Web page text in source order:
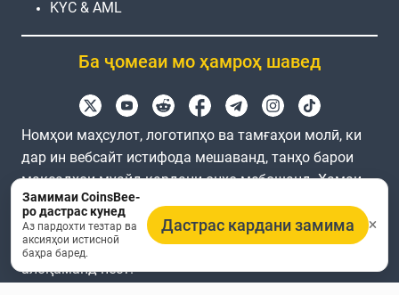
KYC & AML
Ба ҷомеаи мо ҳамроҳ шавед
Номҳои маҳсулот, логотипҳо ва тамғаҳои молӣ, ки
дар ин вебсайт истифода мешаванд, танҳо барои
мақсадҳои муайд кардани онҳо мебошанд. Ҳамаи
тамғаҳои молӣ ва тамғаҳои молӣ ба қайд
гирифташуда моликияти соҳибони мутаносиби худ
мебошанд. Coinsbee бо ширкатҳои дахлдор
алоқаманд нест.
Замимаи CoinsBee-
ро дастрас кунед
Аз пардохти тезтар ва
аксияҳои истисноӣ
баҳра баред.
Дастрас кардани замима